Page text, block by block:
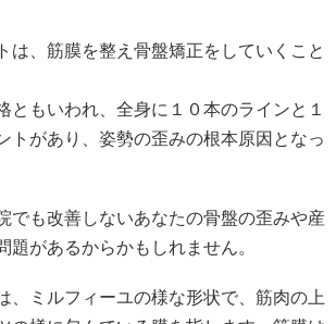
トがあり、姿勢の歪みの根本原因となっ
でも改善しないあなたの骨盤の歪みや産
題があるからかもしれません。
、ミルフィーユの様な形状で、筋肉の上
の様に包んでいる膜を指します。筋膜は
まれます。産後などは特に、骨盤や腰、